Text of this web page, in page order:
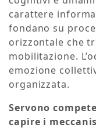
carattere
fondano su
orizzontale che
mobilitazione.
emozione
organizzata.
Servono
capire i